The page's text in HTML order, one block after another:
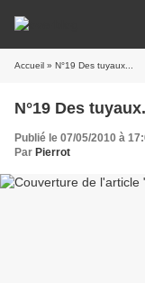
Accueil » N°19 Des tuyaux...
N°19 Des
Publié le 07/05/2010 à
Par Pierrot